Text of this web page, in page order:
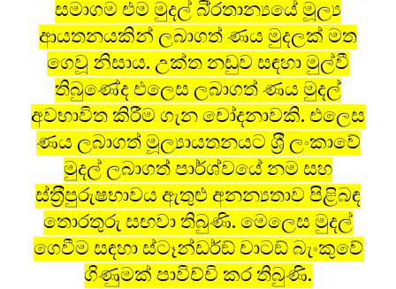
සමාගම එම මුදල් බි‍්‍රතාන්‍යයේ මූල්‍ය
ආයතනයකින් ලබාගත් ණය මුදලක් මත
ගෙවූ නිසාය. උක්ත නඩුව සඳහා මුල්වී
තිබුණේද එලෙස ලබාගත් ණය මුදල්
අවභාවිත කිරීම ගැන චෝදනාවකි. එලෙස
ණය ලබාගත් මූල්‍යායතනයට ශ‍්‍රී ලංකාවේ
මුදල් ලබාගත් පාර්ශ්වයේ නම සහ
ස්ත‍්‍රීපුරුෂභාවය ඇතුළු අනන්‍යතාව පිළිබඳ
තොරතුරු සඟවා තිබුණි. මෙලෙස මුදල්
ගෙවීම සඳහා ස්ටෑන්ඩර්ඞ් චාටඞ් බැංකුවේ
ගිණුමක් පාවිච්චි කර තිබුණි.